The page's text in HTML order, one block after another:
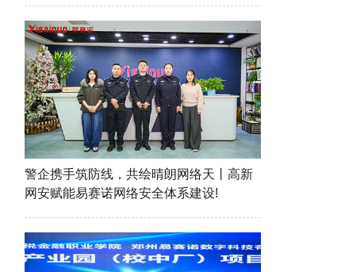
警企携手筑防线，共绘晴朗网络天丨高新
网安赋能易赛诺网络安全体系建设!